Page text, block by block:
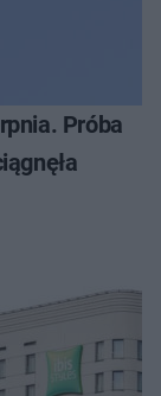
Próba